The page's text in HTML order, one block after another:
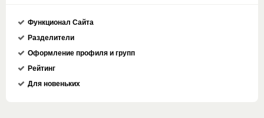
Функционал Сайта
Разделители
Оформление профиля и групп
Рейтинг
Для новеньких